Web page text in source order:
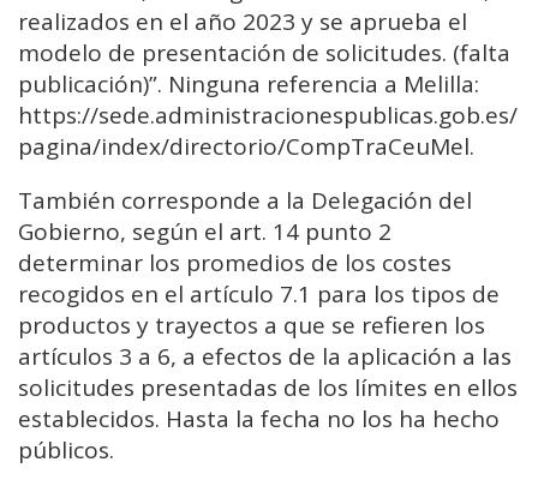
realizados en el año 2023 y se aprueba el
modelo de presentación de solicitudes. (falta
publicación)”. Ninguna referencia a Melilla:
https://sede.administracionespublicas.gob.es/
pagina/index/directorio/CompTraCeuMel.
También corresponde a la Delegación del
Gobierno, según el art. 14 punto 2
determinar los promedios de los costes
recogidos en el artículo 7.1 para los tipos de
productos y trayectos a que se refieren los
artículos 3 a 6, a efectos de la aplicación a las
solicitudes presentadas de los límites en ellos
establecidos. Hasta la fecha no los ha hecho
públicos.